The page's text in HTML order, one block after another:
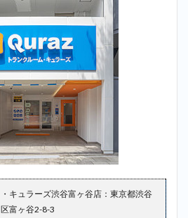
・キュラーズ渋谷富ヶ谷店：東京都渋谷
区富ヶ谷2-8-3